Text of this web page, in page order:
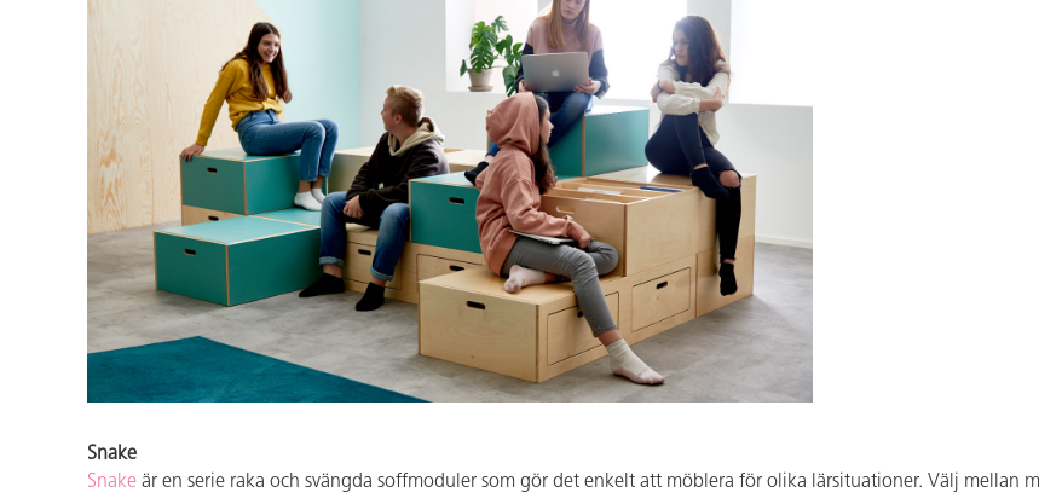
Snake
Snake är en serie raka och svängda soffmoduler som gör det enkelt att möblera för olika lärsituationer. Välj mellan